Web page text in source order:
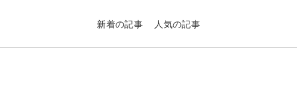
新着の記事 人気の記事